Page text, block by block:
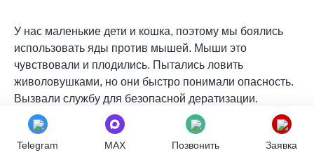
У нас маленькие дети и кошка, поэтому мы боялись
использовать яды против мышей. Мыши это
чувствовали и плодились. Пытались ловить
живоловушками, но они быстро понимали опасность.
Вызвали службу для безопасной дератизации.
Специалисты использовали современные препараты,
безопасные для детей и животных при правильном
применении. Разложили приманки в специальных
Telegram MAX Позвонить Заявка